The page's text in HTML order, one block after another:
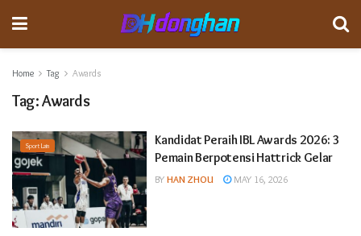
Home Tag Awards
Tag:Awards
Sport Lain
Kandidat Peraih IBL Awards 2026: 3
Pemain Berpotensi Hattrick Gelar
BY HAN ZHOU MAY 16, 2026